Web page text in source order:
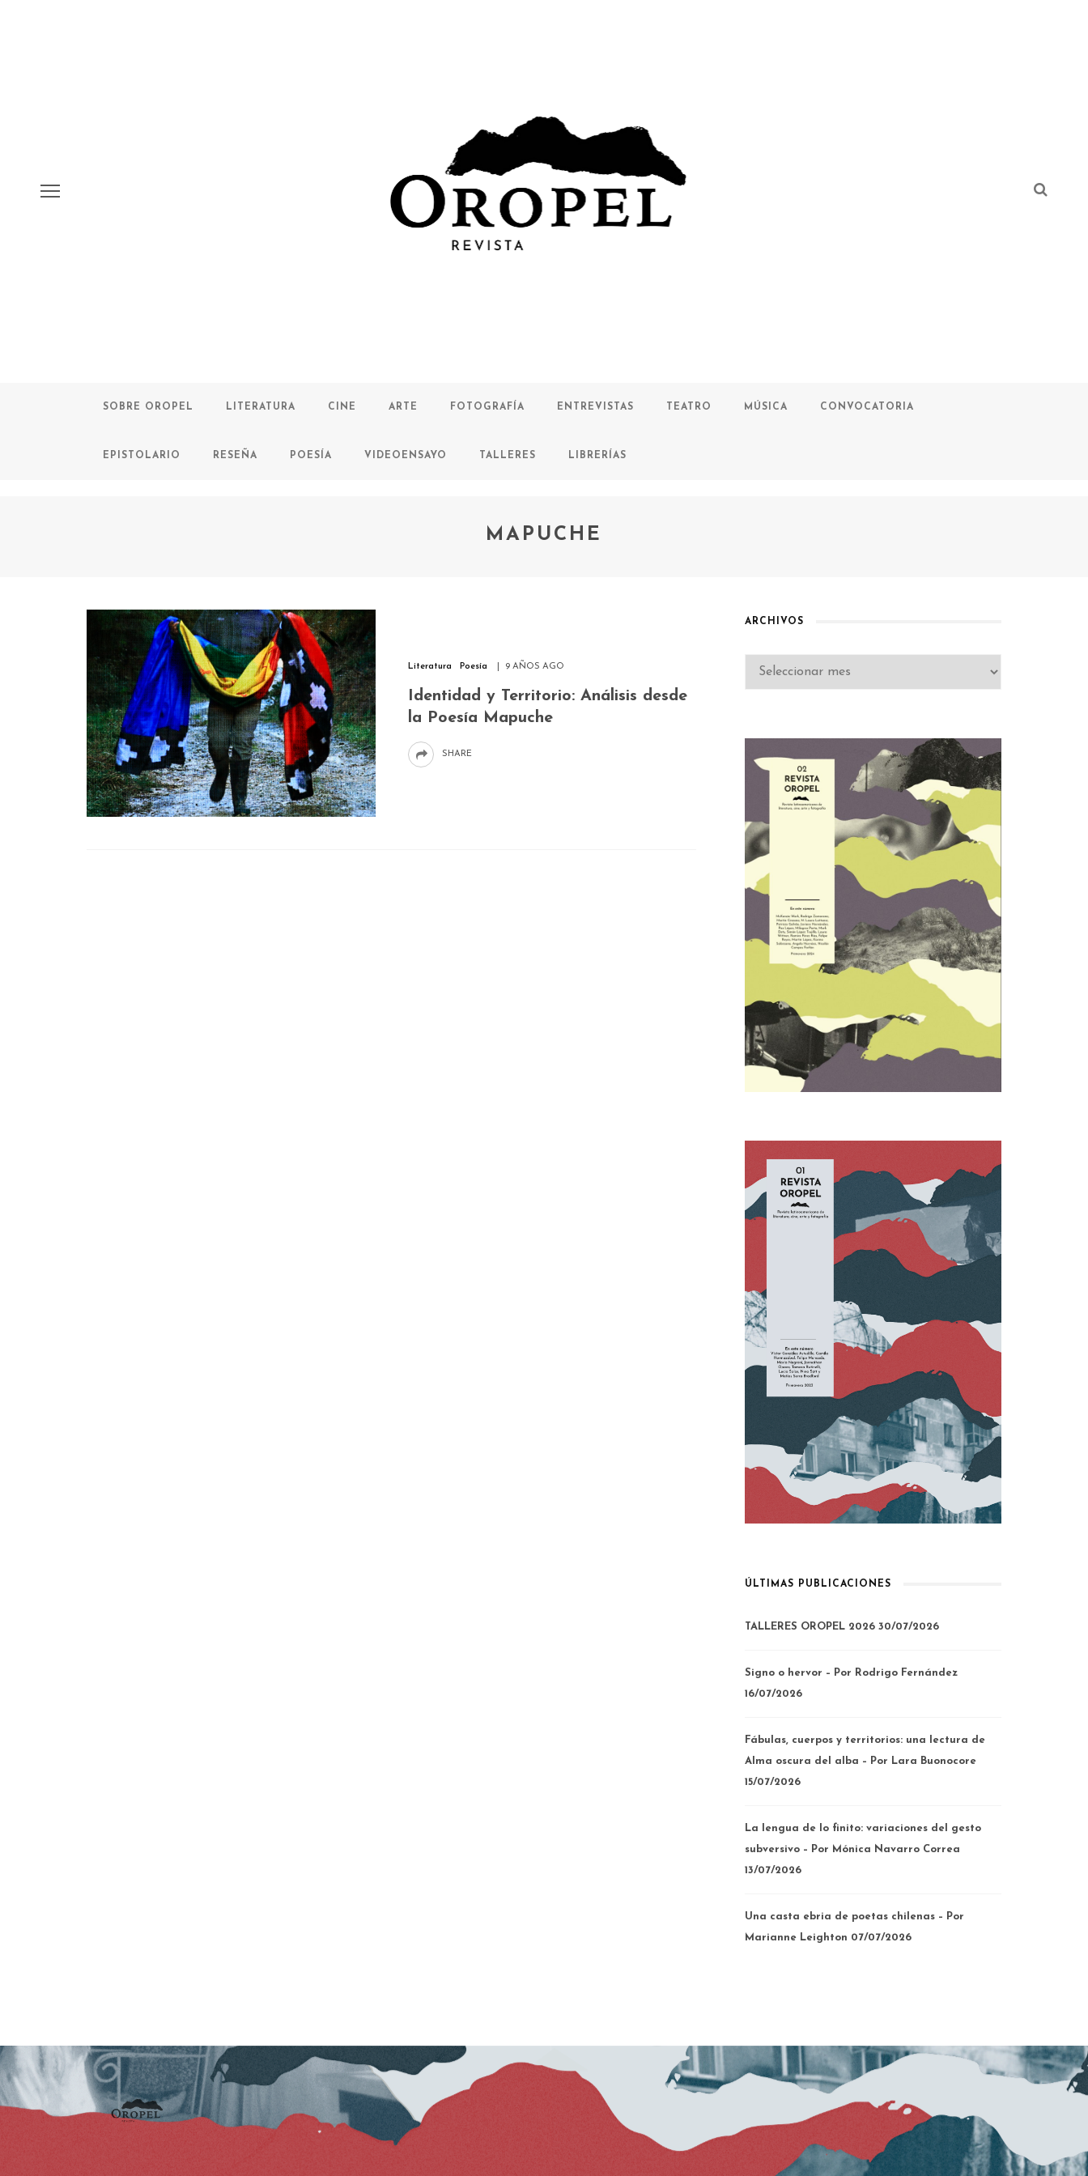
SOBRE OROPEL LITERATURA CINE ARTE FOTOGRAFÍA ENTREVISTAS TEATRO MÚSICA CONVOCATORIA
EPISTOLARIO RESEÑA POESÍA VIDEOENSAYO TALLERES LIBRERÍAS
MAPUCHE
Literatura Poesía 9 AÑOS AGO
Identidad y Territorio: Análisis desde
la Poesía Mapuche
SHARE
ARCHIVOS
ÚLTIMAS PUBLICACIONES
TALLERES OROPEL 2026 30/07/2026
Signo o hervor – Por Rodrigo Fernández
16/07/2026
Fábulas, cuerpos y territorios: una lectura de
Alma oscura del alba – Por Lara Buonocore
15/07/2026
La lengua de lo finito: variaciones del gesto
subversivo – Por Mónica Navarro Correa
13/07/2026
Una casta ebria de poetas chilenas – Por
Marianne Leighton 07/07/2026